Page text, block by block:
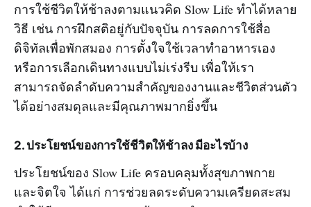
การใช้ชีวิตให้ช้าลงตามแนวคิด Slow Life ทำได้หลาย
วิธี เช่น การฝึกสติอยู่กับปัจจุบัน การลดการใช้สื่อ
ดิจิทัลเพื่อพักสมอง การตั้งใจใช้เวลาทำอาหารเอง
หรือการเลือกเดินทางแบบไม่เร่งรีบ เพื่อให้เรา
สามารถจัดลำดับความสำคัญของงานและชีวิตส่วนตัว
ได้อย่างสมดุลและมีคุณภาพมากยิ่งขึ้น
2. ประโยชน์ของการใช้ชีวิตให้ช้าลง มีอะไรบ้าง
ประโยชน์ของ Slow Life ครอบคลุมทั้งสุขภาพกาย
และจิตใจ ได้แก่ การช่วยลดระดับความเครียดสะสม